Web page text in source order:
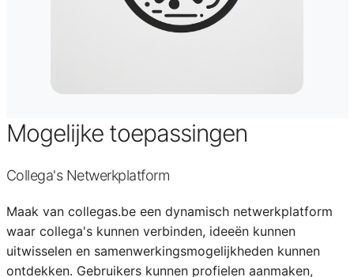
Mogelijke toepassingen
Collega's Netwerkplatform
Maak van collegas.be een dynamisch netwerkplatform
waar collega's kunnen verbinden, ideeën kunnen
uitwisselen en samenwerkingsmogelijkheden kunnen
ontdekken. Gebruikers kunnen profielen aanmaken,